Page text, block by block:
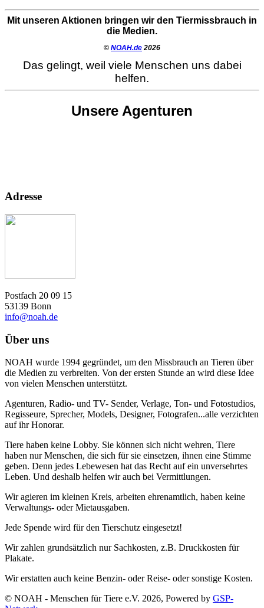
Mit unseren Aktionen bringen wir den Tiermissbrauch in
die Medien.
© NOAH.de 2026
Das gelingt, weil viele Menschen uns dabei
helfen.
Unsere Agenturen
Adresse
Postfach 20 09 15
53139 Bonn
info@noah.de
Über uns
NOAH wurde 1994 gegründet, um den Missbrauch an Tieren über
die Medien zu verbreiten. Von der ersten Stunde an wird diese Idee
von vielen Menschen unterstützt.
Agenturen, Radio- und TV- Sender, Verlage, Ton- und Fotostudios,
Regisseure, Sprecher, Models, Designer, Fotografen...alle verzichten
auf ihr Honorar.
Tiere haben keine Lobby. Sie können sich nicht wehren, Tiere
haben nur Menschen, die sich für sie einsetzen, ihnen eine Stimme
geben. Denn jedes Lebewesen hat das Recht auf ein unversehrtes
Leben. Und deshalb helfen wir auch bei Vermittlungen.
Wir agieren im kleinen Kreis, arbeiten ehrenamtlich, haben keine
Verwaltungs- oder Mietausgaben.
Jede Spende wird für den Tierschutz eingesetzt!
Wir zahlen grundsätzlich nur Sachkosten, z.B. Druckkosten für
Plakate.
Wir erstatten auch keine Benzin- oder Reise- oder sonstige Kosten.
© NOAH - Menschen für Tiere e.V. 2026, Powered by GSP-